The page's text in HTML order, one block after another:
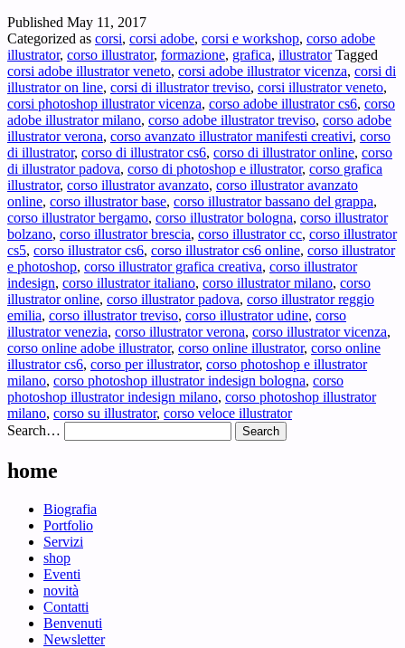
un
corso
di
Adobe
Illustrator
Published May 11, 2017
Categorized as corsi, corsi adobe, corsi e workshop, corso adobe
illustrator, corso illustrator, formazione, grafica, illustrator Tagged
corsi adobe illustrator veneto, corsi adobe illustrator vicenza, corsi di
illustrator on line, corsi di illustrator treviso, corsi illustrator veneto,
corsi photoshop illustrator vicenza, corso adobe illustrator cs6, corso
adobe illustrator milano, corso adobe illustrator treviso, corso adobe
illustrator verona, corso avanzato illustrator manifesti creativi, corso
di illustrator, corso di illustrator cs6, corso di illustrator online, corso
di illustrator padova, corso di photoshop e illustrator, corso grafica
illustrator, corso illustrator avanzato, corso illustrator avanzato
online, corso illustrator base, corso illustrator bassano del grappa,
corso illustrator bergamo, corso illustrator bologna, corso illustrator
bolzano, corso illustrator brescia, corso illustrator cc, corso illustrator
cs5, corso illustrator cs6, corso illustrator cs6 online, corso illustrator
e photoshop, corso illustrator grafica creativa, corso illustrator
indesign, corso illustrator italiano, corso illustrator milano, corso
illustrator online, corso illustrator padova, corso illustrator reggio
emilia, corso illustrator treviso, corso illustrator udine, corso
illustrator venezia, corso illustrator verona, corso illustrator vicenza,
corso online adobe illustrator, corso online illustrator, corso online
illustrator cs6, corso per illustrator, corso photoshop e illustrator
milano, corso photoshop illustrator indesign bologna, corso
photoshop illustrator indesign milano, corso photoshop illustrator
milano, corso su illustrator, corso veloce illustrator
Search…
home
Biografia
Portfolio
Servizi
shop
Eventi
novità
Contatti
Benvenuti
Newsletter